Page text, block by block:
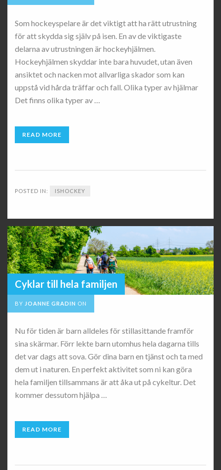
Som hockeyspelare är det viktigt att ha rätt utrustning
för att skydda sig själv på isen. En av de viktigaste
delarna av utrustningen är hockeyhjälmen.
Hockeyhjälmen skyddar inte bara huvudet, utan även
ansiktet och nacken mot allvarliga skador som kan
uppstå vid hårda träffar och fall. Olika typer av hjälmar
Det finns olika typer av …
READ MORE
POSTED IN: ISHOCKEY
Cyklar till hela familjen
BY JOANNE GRADIN ON
Nu för tiden är barn alldeles för stillasittande framför
sina skärmar. Förr lekte barn utomhus hela dagarna tills
det var dags att sova. Gör dina barn en tjänst och ta med
dem ut i naturen. En perfekt aktivitet som ni kan göra
hela familjen tillsammans är att åka ut på cykeltur. Det
kommer dessutom hjälpa …
READ MORE